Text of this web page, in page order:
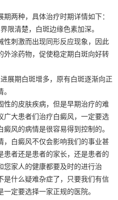
两种，具体治疗时期详情如下：
限清楚，白斑边缘色素加深。
性刺激而出现同形反应现象，因此
外涂药物，促使稳定期白斑向好转
展期白斑增多，原有白斑逐渐向正
性的皮肤疾病，但是早期治疗的难
广大患者们治疗白癜风，一定要选
风的病情是很容易得到控制的。
，白癜风不仅会影响我们的事业甚
患者还是患者的家长，还是患者的
您家人的健康都要及时的进行治
是什么疑难杂症了，只要我们有信
定要选择一家正规的医院。